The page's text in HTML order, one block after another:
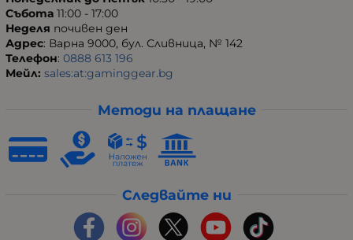
Събота 11:00 - 17:00
Неделя почивен ден
Адрес: Варна 9000, бул. Сливница, № 142
Телефон: 0888 613 196
Мейл: sales:at:gaminggear.bg
Методи на плащане
Следвайте ни